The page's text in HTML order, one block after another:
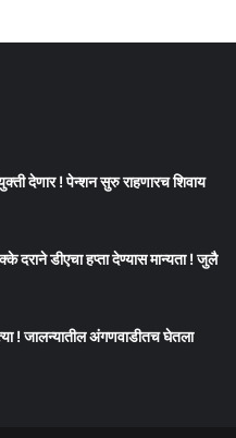
देणार ! पेन्शन सुरु राहणारच शिवाय
दराने डीएचा हप्ता देण्यास मान्यता ! जुलै
! जालन्यातील अंगणवाडीतच घेतला